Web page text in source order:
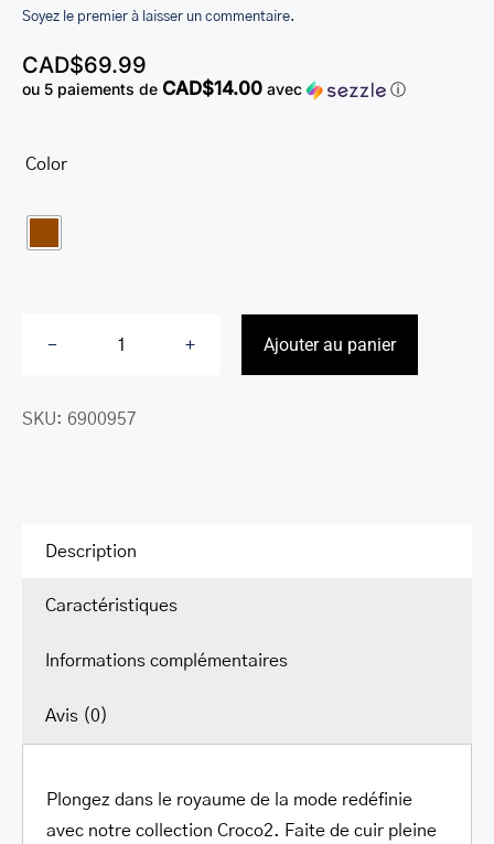
LEATHER KEY CASE
LEATHER BILL CLIPS
LEATHER CELL PHONE WALLET CASE
CADEAU
SE CONNECTER
Soyez le premier à laisser un commentaire.
CAD$69.99
ou 5 paiements de CAD$14.00 avec ⓘ
Color
Étui
avec
RFID
Ajouter au panier
SKU: 6900957
Description
Caractéristiques
Informations complémentaires
Avis (0)
Plongez dans le royaume de la mode redéfinie
avec notre collection Croco2. Faite de cuir pleine